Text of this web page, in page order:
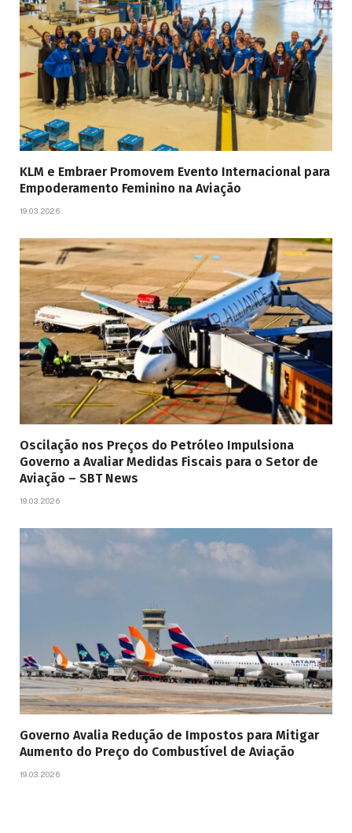
KLM e Embraer Promovem Evento Internacional para
Empoderamento Feminino na Aviação
19.03.2026
Oscilação nos Preços do Petróleo Impulsiona
Governo a Avaliar Medidas Fiscais para o Setor de
Aviação – SBT News
19.03.2026
Governo Avalia Redução de Impostos para Mitigar
Aumento do Preço do Combustível de Aviação
19.03.2026